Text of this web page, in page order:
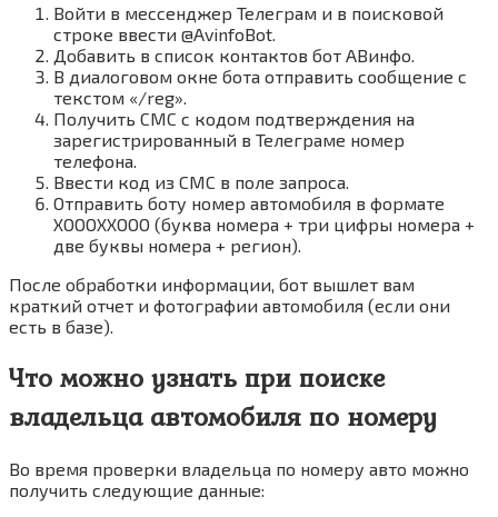
Войти в мессенджер Телеграм и в поисковой
строке ввести @AvinfoBot.
Добавить в список контактов бот АВинфо.
В диалоговом окне бота отправить сообщение с
текстом «/reg».
Получить СМС с кодом подтверждения на
зарегистрированный в Телеграме номер
телефона.
Ввести код из СМС в поле запроса.
Отправить боту номер автомобиля в формате
ХОООХХООО (буква номера + три цифры номера +
две буквы номера + регион).
После обработки информации, бот вышлет вам
краткий отчет и фотографии автомобиля (если они
есть в базе).
Что можно узнать при поиске
владельца автомобиля по номеру
Во время проверки владельца по номеру авто можно
получить следующие данные: